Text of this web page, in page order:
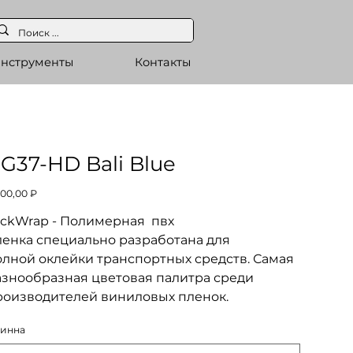
Контакты
HD Bali Blue
₽
- Полимерная пвх
специально разработана для
оклейки транспортных средств. Самая
цветовая палитра среди
виниловых пленок.